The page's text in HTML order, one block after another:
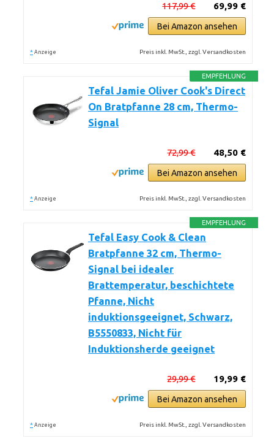
69,99 €
117,99 €
Bei Amazon ansehen
* Anzeige Preis inkl. MwSt., zzgl. Versandkosten
EMPFEHLUNG
Tefal Jamie Oliver Cook's Direct
On Bratpfanne 28 cm, Thermo-
Signal
48,50 €
72,99 €
Bei Amazon ansehen
* Anzeige Preis inkl. MwSt., zzgl. Versandkosten
EMPFEHLUNG
Tefal Easy Cook & Clean
Bratpfanne 32 cm, Thermo-
Signal bei idealer
Brattemperatur, beschichtete
Pfanne, Nicht
induktionsgeeignet, Schwarz,
B5550833, Nicht für
Induktionsherde geeignet
19,99 €
29,99 €
Bei Amazon ansehen
* Anzeige Preis inkl. MwSt., zzgl. Versandkosten